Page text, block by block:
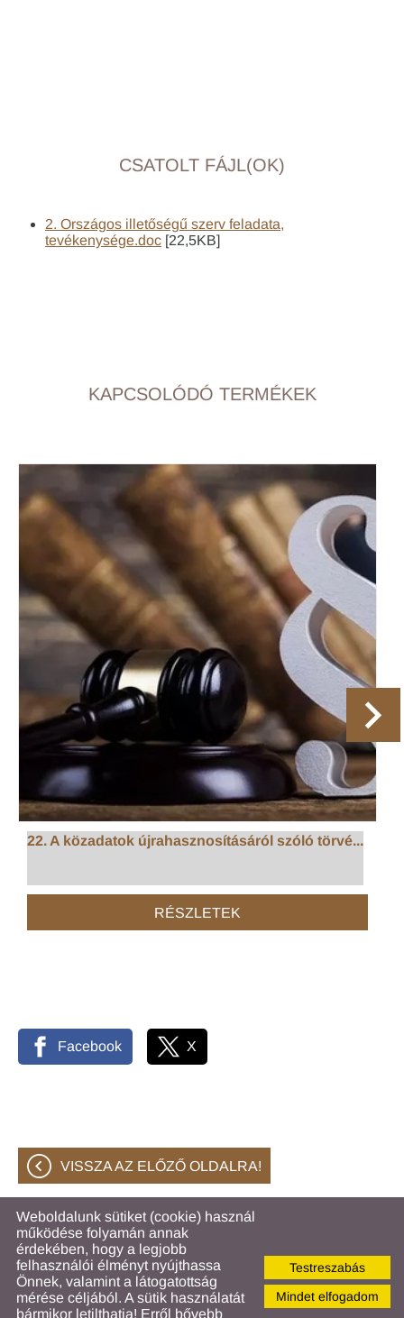
CSATOLT FÁJL(OK)
2. Országos illetőségű szerv feladata,
tevékenysége.doc [22,5KB]
KAPCSOLÓDÓ TERMÉKEK
22. A közadatok újrahasznosításáról szóló törvé...
RÉSZLETEK
Facebook X
VISSZA AZ ELŐZŐ OLDALRA!
© 2026 - Hahóti Közös Önkormányzati Hivatal
Oldal információklAdatkezelési tájékoztatól
ImpresszumlSütik kezeléseMindet elfogadom
Testreszabás
Weboldalunk sütiket (cookie) használ
működése folyamán annak
érdekében, hogy a legjobb
felhasználói élményt nyújthassa
Önnek, valamint a látogatottság
mérése céljából. A sütik használatát
bármikor letilthatja! Erről bővebb